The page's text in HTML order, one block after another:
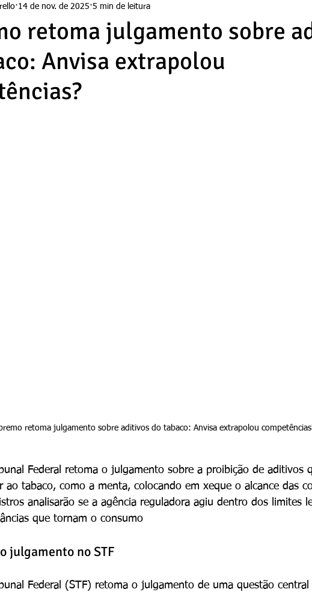
retoma julgamento sobre
Anvisa extrapolou
14 de nov. de 2025 5 min de leitura
retoma julgamento sobre aditivos do tabaco: Anvisa extrapolou
Federal retoma o julgamento sobre a proibição de aditivos
ao tabaco, como a menta, colocando em xeque o alcance das
analisarão se a agência reguladora agiu dentro dos limites
que tornam o consumo
julgamento no STF
Federal (STF) retoma o julgamento de uma questão central